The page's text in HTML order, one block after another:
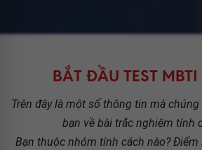
BẮT ĐẦU TEST
Trên đây là một số thông tin mà
bạn về bài trắc nghiệm tính
Bạn thuộc nhóm tính cách nào? Điểm